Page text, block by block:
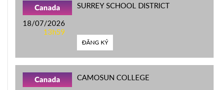
Canada
18/07/2026
13h59
SURREY SCHOOL DISTRICT
ĐĂNG KÝ
Canada CAMOSUN COLLEGE